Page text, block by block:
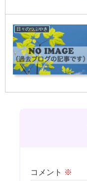
日々のつぶやき
コメント ※